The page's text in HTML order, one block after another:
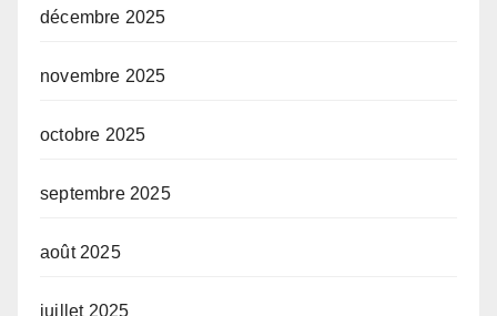
décembre 2025
novembre 2025
octobre 2025
septembre 2025
août 2025
juillet 2025